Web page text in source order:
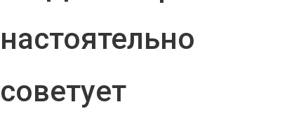
настоятельно
советует